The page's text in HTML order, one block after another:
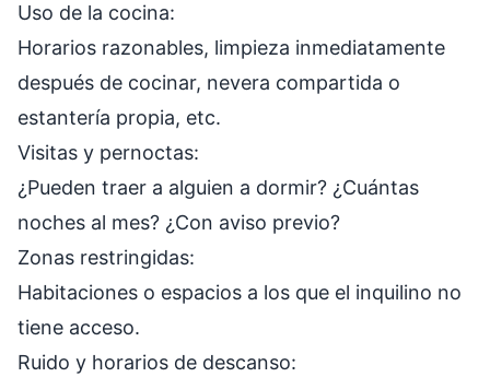
Uso de la cocina:
Horarios razonables, limpieza inmediatamente
después de cocinar, nevera compartida o
estantería propia, etc.
Visitas y pernoctas:
¿Pueden traer a alguien a dormir? ¿Cuántas
noches al mes? ¿Con aviso previo?
Zonas restringidas:
Habitaciones o espacios a los que el inquilino no
tiene acceso.
Ruido y horarios de descanso: